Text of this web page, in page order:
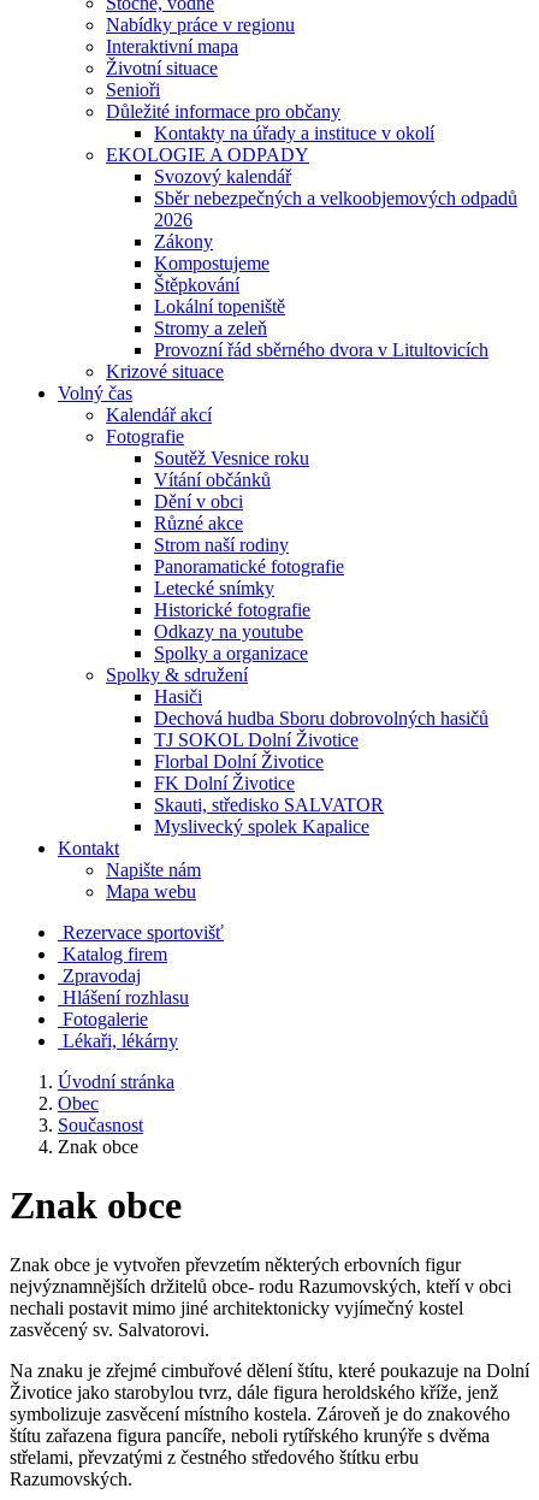
Nabídky práce v regionu
Interaktivní mapa
Životní situace
Senioři
Důležité informace pro občany
Kontakty na úřady a instituce v okolí
EKOLOGIE A ODPADY
Svozový kalendář
Sběr nebezpečných a velkoobjemových odpadů
2026
Zákony
Kompostujeme
Štěpkování
Lokální topeniště
Stromy a zeleň
Provozní řád sběrného dvora v Litultovicích
Krizové situace
Volný čas
Kalendář akcí
Fotografie
Soutěž Vesnice roku
Vítání občánků
Dění v obci
Různé akce
Strom naší rodiny
Panoramatické fotografie
Letecké snímky
Historické fotografie
Odkazy na youtube
Spolky a organizace
Spolky & sdružení
Hasiči
Dechová hudba Sboru dobrovolných hasičů
TJ SOKOL Dolní Životice
Florbal Dolní Životice
FK Dolní Životice
Skauti, středisko SALVATOR
Myslivecký spolek Kapalice
Kontakt
Napište nám
Mapa webu
Rezervace sportovišť
Katalog firem
Zpravodaj
Hlášení rozhlasu
Fotogalerie
Lékaři, lékárny
Úvodní stránka
Obec
Současnost
Znak obce
Znak obce
Znak obce je vytvořen převzetím některých erbovních figur
nejvýznamnějších držitelů obce- rodu Razumovských, kteří v obci
nechali postavit mimo jiné architektonicky vyjímečný kostel
zasvěcený sv. Salvatorovi.
Na znaku je zřejmé cimbuřové dělení štítu, které poukazuje na Dolní
Životice jako starobylou tvrz, dále figura heroldského kříže, jenž
symbolizuje zasvěcení místního kostela. Zároveň je do znakového
štítu zařazena figura pancíře, neboli rytířského krunýře s dvěma
střelami, převzatými z čestného středového štítku erbu
Razumovských.